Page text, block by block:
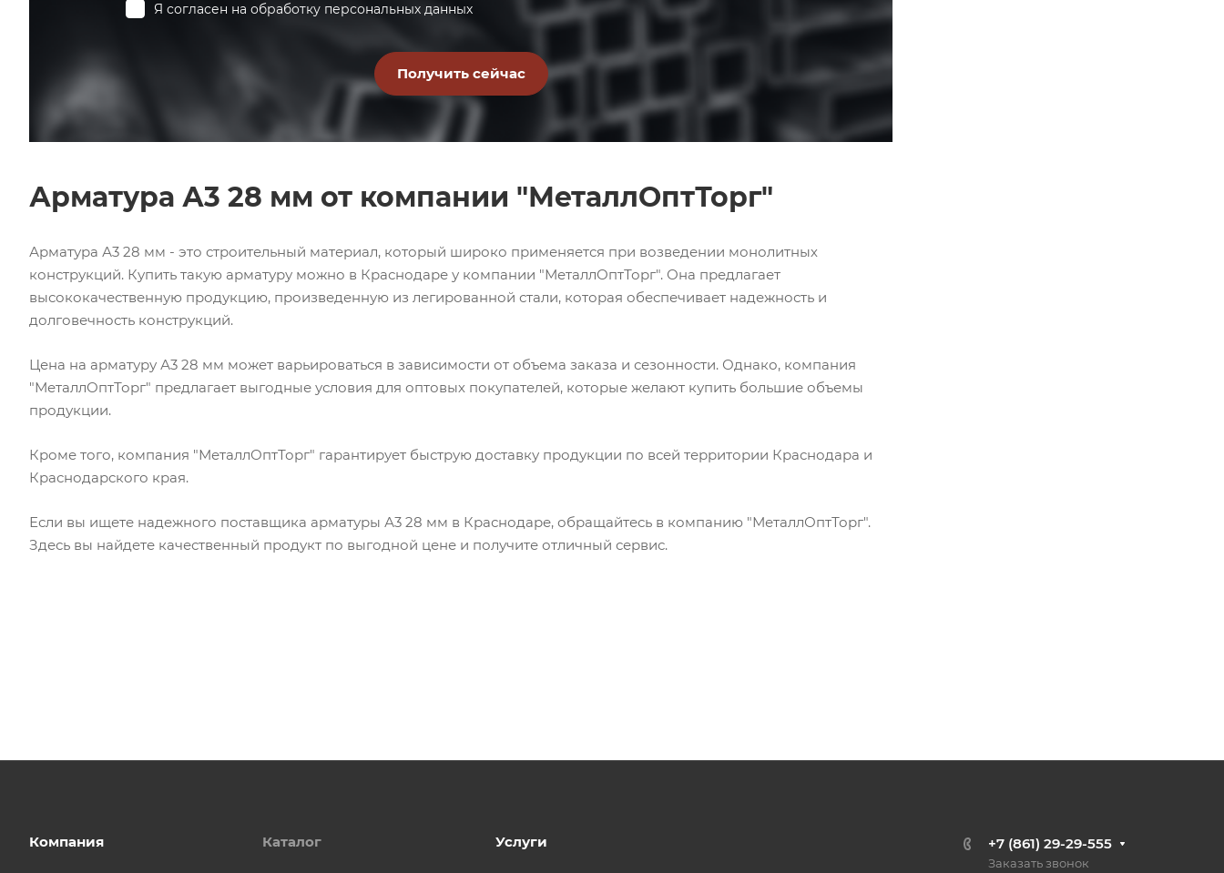
Я согласен на обработку персональных данных
Арматура А3 28 мм от компании "МеталлОптТорг"
Арматура А3 28 мм - это строительный материал, который широко применяется при возведении монолитных
конструкций. Купить такую арматуру можно в Краснодаре у компании "МеталлОптТорг". Она предлагает
высококачественную продукцию, произведенную из легированной стали, которая обеспечивает надежность и
долговечность конструкций.
Цена на арматуру А3 28 мм может варьироваться в зависимости от объема заказа и сезонности. Однако, компания
"МеталлОптТорг" предлагает выгодные условия для оптовых покупателей, которые желают купить большие объемы
продукции.
Кроме того, компания "МеталлОптТорг" гарантирует быструю доставку продукции по всей территории Краснодара и
Краснодарского края.
Если вы ищете надежного поставщика арматуры А3 28 мм в Краснодаре, обращайтесь в компанию "МеталлОптТорг".
Здесь вы найдете качественный продукт по выгодной цене и получите отличный сервис.
Компания Каталог Услуги +7 (861) 29-29-555
Заказать звонок